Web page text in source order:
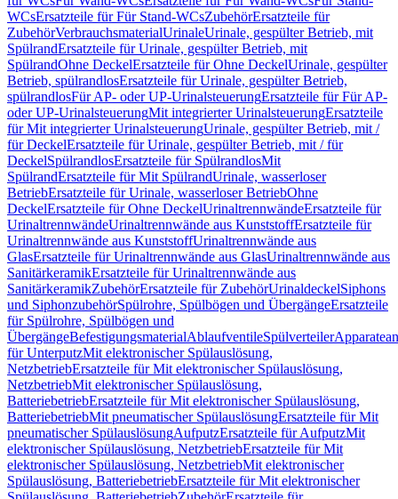
WCsErsatzteile für Für Stand-WCsZubehörErsatzteile für
ZubehörVerbrauchsmaterialUrinaleUrinale, gespülter Betrieb, mit
SpülrandErsatzteile für Urinale, gespülter Betrieb, mit
SpülrandOhne DeckelErsatzteile für Ohne DeckelUrinale, gespülter
Betrieb, spülrandlosErsatzteile für Urinale, gespülter Betrieb,
spülrandlosFür AP- oder UP-UrinalsteuerungErsatzteile für Für AP-
oder UP-UrinalsteuerungMit integrierter UrinalsteuerungErsatzteile
für Mit integrierter UrinalsteuerungUrinale, gespülter Betrieb, mit /
für DeckelErsatzteile für Urinale, gespülter Betrieb, mit / für
DeckelSpülrandlosErsatzteile für SpülrandlosMit
SpülrandErsatzteile für Mit SpülrandUrinale, wasserloser
BetriebErsatzteile für Urinale, wasserloser BetriebOhne
DeckelErsatzteile für Ohne DeckelUrinaltrennwändeErsatzteile für
UrinaltrennwändeUrinaltrennwände aus KunststoffErsatzteile für
Urinaltrennwände aus KunststoffUrinaltrennwände aus
GlasErsatzteile für Urinaltrennwände aus GlasUrinaltrennwände aus
SanitärkeramikErsatzteile für Urinaltrennwände aus
SanitärkeramikZubehörErsatzteile für ZubehörUrinaldeckelSiphons
und SiphonzubehörSpülrohre, Spülbögen und ÜbergängeErsatzteile
für Spülrohre, Spülbögen und
ÜbergängeBefestigungsmaterialAblaufventileSpülverteiler
für UnterputzMit elektronischer Spülauslösung,
NetzbetriebErsatzteile für Mit elektronischer Spülauslösung,
NetzbetriebMit elektronischer Spülauslösung,
BatteriebetriebErsatzteile für Mit elektronischer Spülauslösung,
BatteriebetriebMit pneumatischer SpülauslösungErsatzteile für Mit
pneumatischer SpülauslösungAufputzErsatzteile für AufputzMit
elektronischer Spülauslösung, NetzbetriebErsatzteile für Mit
elektronischer Spülauslösung, NetzbetriebMit elektronischer
Spülauslösung, BatteriebetriebErsatzteile für Mit elektronischer